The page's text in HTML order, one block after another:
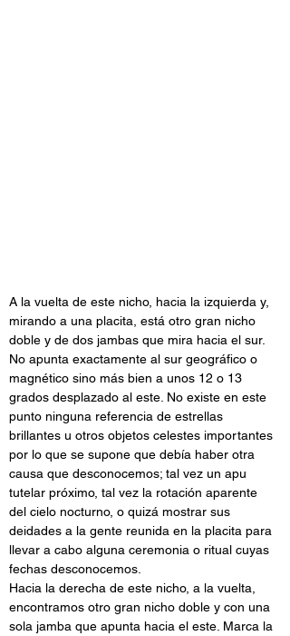
A la vuelta de este nicho, hacia la izquierda y,
mirando a una placita, está otro gran nicho
doble y de dos jambas que mira hacia el sur.
No apunta exactamente al sur geográfico o
magnético sino más bien a unos 12 o 13
grados desplazado al este. No existe en este
punto ninguna referencia de estrellas
brillantes u otros objetos celestes importantes
por lo que se supone que debía haber otra
causa que desconocemos; tal vez un apu
tutelar próximo, tal vez la rotación aparente
del cielo nocturno, o quizá mostrar sus
deidades a la gente reunida en la placita para
llevar a cabo alguna ceremonia o ritual cuyas
fechas desconocemos.
Hacia la derecha de este nicho, a la vuelta,
encontramos otro gran nicho doble y con una
sola jamba que apunta hacia el este. Marca la